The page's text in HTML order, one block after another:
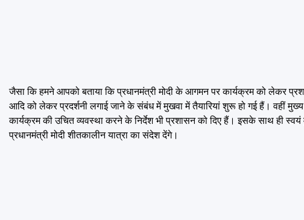
जैसा कि हमने आपको बताया कि प्रधानमंत्री मोदी के आगमन पर कार्यक्रम को लेकर
आदि को लेकर प्रदर्शनी लगाई जाने के संबंध में मुखवा में तैयारियां शुरू हो गई हैं। वहीं
कार्यक्रम की उचित व्यवस्था करने के निर्देश भी प्रशासन को दिए हैं। इसके साथ ही
प्रधानमंत्री मोदी शीतकालीन यात्रा का संदेश देंगे।